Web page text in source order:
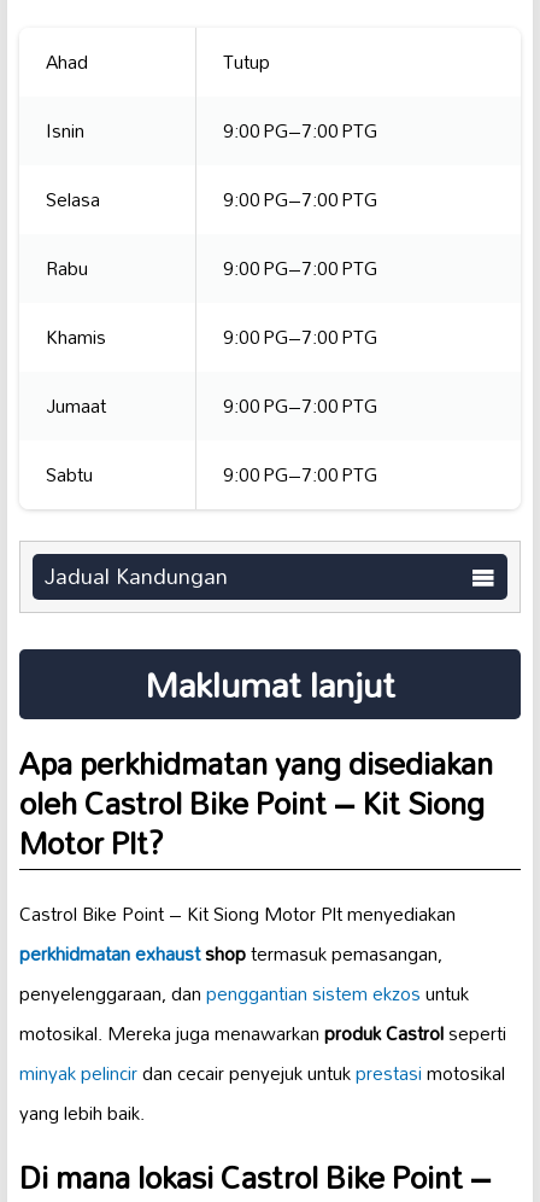
Ahad
Tutup
Isnin
9:00 PG–7:00 PTG
Selasa
9:00 PG–7:00 PTG
Rabu
9:00 PG–7:00 PTG
Khamis
9:00 PG–7:00 PTG
Jumaat
9:00 PG–7:00 PTG
Sabtu
9:00 PG–7:00 PTG
Jadual Kandungan
Maklumat lanjut
Apa perkhidmatan yang disediakan
oleh Castrol Bike Point – Kit Siong
Motor Plt?
Castrol Bike Point – Kit Siong Motor Plt menyediakan
perkhidmatan exhaustshoptermasuk pemasangan,
penyelenggaraan, danpenggantian sistem ekzosuntuk
motosikal. Mereka juga menawarkanproduk Castrolseperti
minyak pelincirdan cecair penyejuk untukprestasimotosikal
yang lebih baik.
Di mana lokasi Castrol Bike Point –